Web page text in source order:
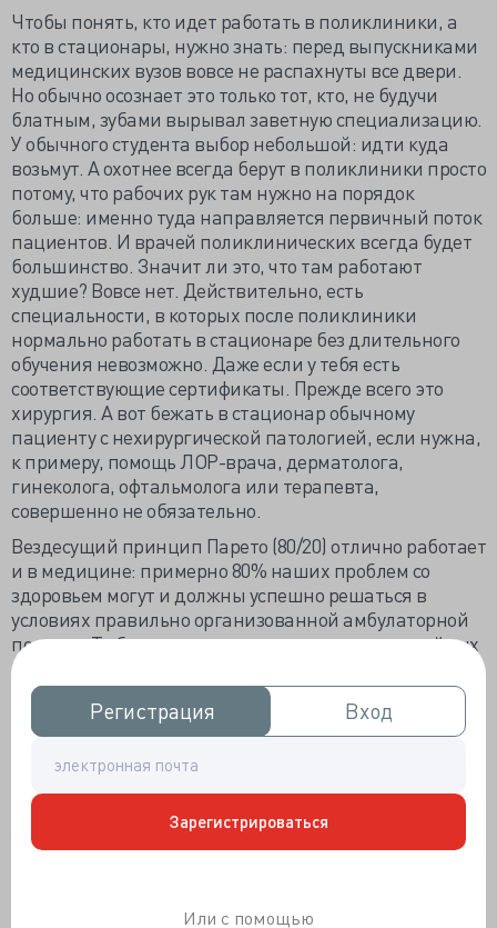
Регистрация
Регистрация Вход
Вход
Зарегистрироваться
Или с помощью
Чтобы понять, кто идет работать в поликлиники, а
кто в стационары, нужно знать: перед выпускниками
медицинских вузов вовсе не распахнуты все двери.
Но обычно осознает это только тот, кто, не будучи
блатным, зубами вырывал заветную специализацию.
У обычного студента выбор небольшой: идти куда
возьмут. А охотнее всегда берут в поликлиники просто
потому, что рабочих рук там нужно на порядок
больше: именно туда направляется первичный поток
пациентов. И врачей поликлинических всегда будет
большинство. Значит ли это, что там работают
худшие? Вовсе нет. Действительно, есть
специальности, в которых после поликлиники
нормально работать в стационаре без длительного
обучения невозможно. Даже если у тебя есть
соответствующие сертификаты. Прежде всего это
хирургия. А вот бежать в стационар обычному
пациенту с нехирургической патологией, если нужна,
к примеру, помощь ЛОР-врача, дерматолога,
гинеколога, офтальмолога или терапевта,
совершенно не обязательно.
Вездесущий принцип Парето (80/20) отлично работает
и в медицине: примерно 80% наших проблем со
здоровьем могут и должны успешно решаться в
условиях правильно организованной амбулаторной
помощи. То бишь с помощью поликлиник и семейных
врачей. Ключевые слова здесь, конечно, «правильно
организованной».
Есть еще мнение, что из стационара в поликлинику
уходят и в одну, и в другую сторону: одни измучены
круглосуточной работой и хотят спать дома. Другим
до смерти надоел первичный прием и клуб из вечно
жалующихся бабушек, надежно оккупирующий